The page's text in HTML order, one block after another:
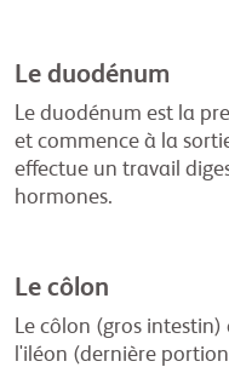
Le duodénum
Le duodénum est la
et commence à la
effectue un travail
hormones.
Le côlon
Le côlon (gros
l'iléon (dernière